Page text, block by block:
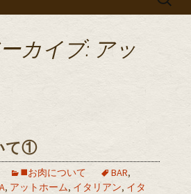
カイブ: アッ
て①
◼️お肉について BAR,
, アットホーム, イタリアン, イタ